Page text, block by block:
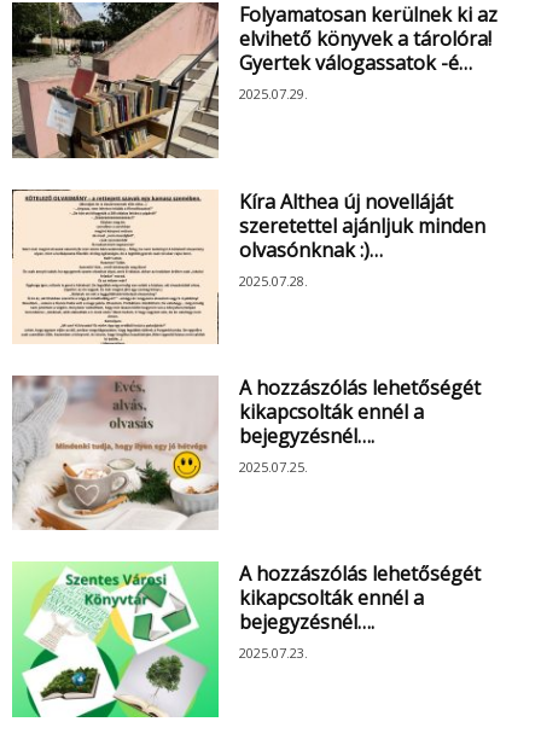
Folyamatosan kerülnek ki az
elvihető könyvek a tárolóra!
Gyertek válogassatok -é…
2025.07.29.
Kíra Althea új novelláját
szeretettel ajánljuk minden
olvasónknak :)…
2025.07.28.
A hozzászólás lehetőségét
kikapcsolták ennél a
bejegyzésnél….
2025.07.25.
A hozzászólás lehetőségét
kikapcsolták ennél a
bejegyzésnél….
2025.07.23.